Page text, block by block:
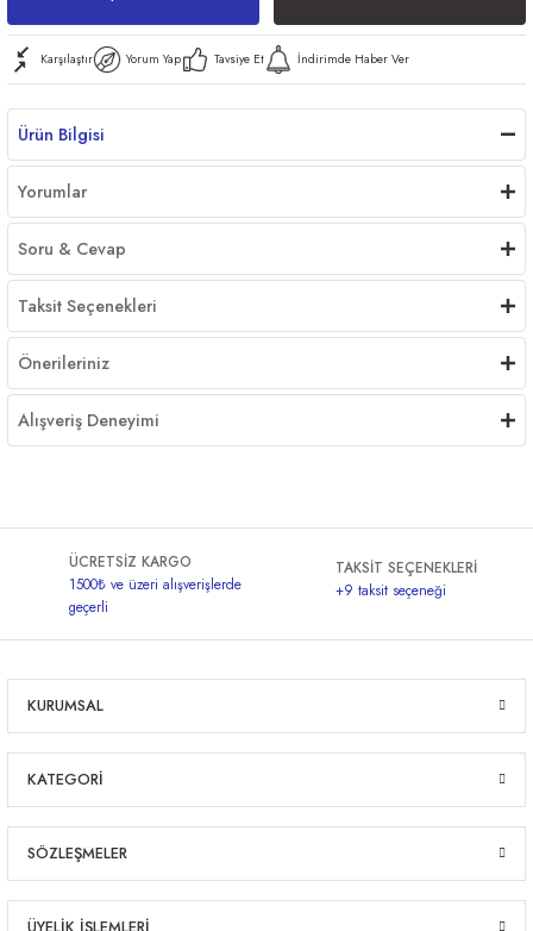
Karşılaştır Yorum Yap Tavsiye Et İndirimde Haber Ver
Ürün Bilgisi
Yorumlar
Soru & Cevap
Taksit Seçenekleri
Önerileriniz
Alışveriş Deneyimi
ÜCRETSİZ KARGO
1500₺ ve üzeri alışverişlerde
geçerli
TAKSİT SEÇENEKLERİ
+9 taksit seçeneği
KURUMSAL
KATEGORİ
SÖZLEŞMELER